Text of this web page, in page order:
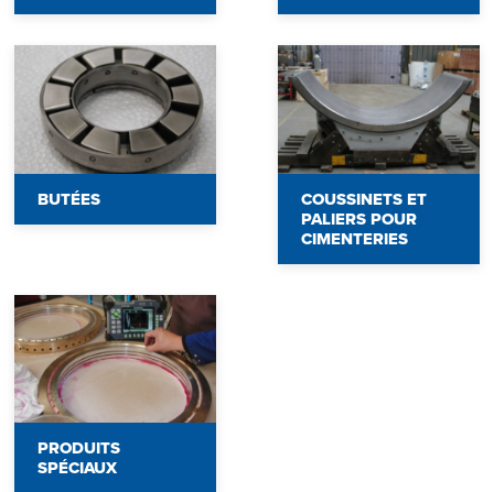
BUTÉES
COUSSINETS ET
PALIERS POUR
CIMENTERIES
PRODUITS
SPÉCIAUX